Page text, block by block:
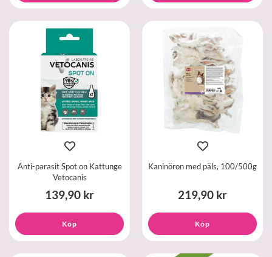
Anti-parasit Spot on Kattunge
Vetocanis
139,90 kr
Köp
Kaninöron med päls, 100/500g
219,90 kr
Köp